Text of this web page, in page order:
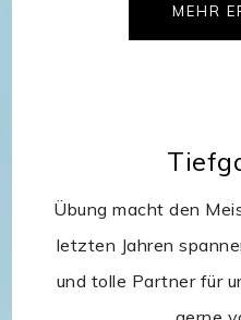
MEHR
Übung macht den
letzten Jahren
und tolle Partner für